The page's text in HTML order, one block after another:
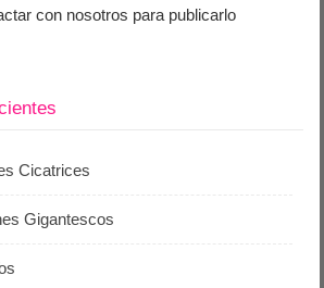
con nosotros para publicarlo
Cicatrices
Gigantescos